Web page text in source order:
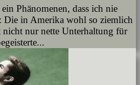
Phänomenen, dass ich nie
Die in Amerika wohl so ziemlich
nicht nur nette Unterhaltung für